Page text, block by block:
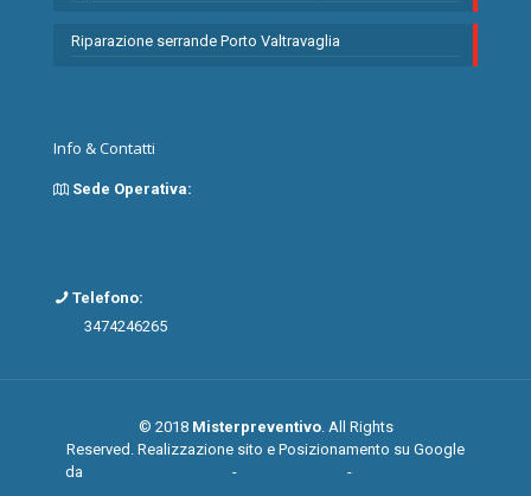
Riparazione serrande Porto Valtravaglia
Info & Contatti
Sede Operativa:
Telefono:
3474246265
© 2018 Misterpreventivo. All Rights
Reserved. Realizzazione sito e Posizionamento su Google
da
- -